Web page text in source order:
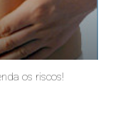
os riscos!